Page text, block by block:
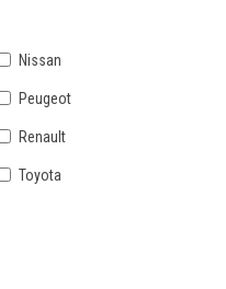
Nissan
Peugeot
Renault
Toyota